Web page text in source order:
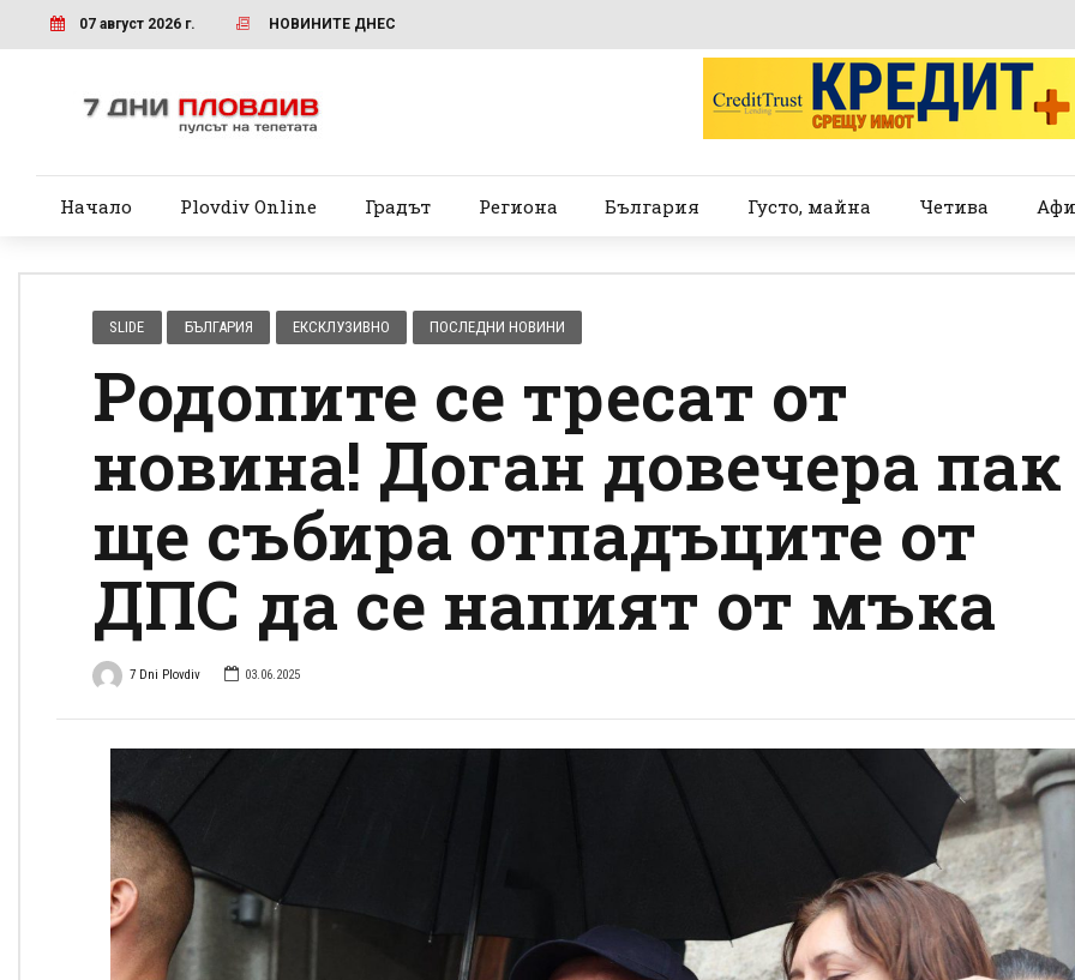
07 август 2026 г. НОВИНИТЕ ДНЕС
Начало Plovdiv Online Градът Региона България Густо, майна Четива
SLIDE БЪЛГАРИЯ ЕКСКЛУЗИВНО ПОСЛЕДНИ НОВИНИ
Родопите се тресат от
новина! Доган довечера пак
ще събира отпадъците от
ДПС да се напият от мъка
7 Dni Plovdiv 03.06.2025